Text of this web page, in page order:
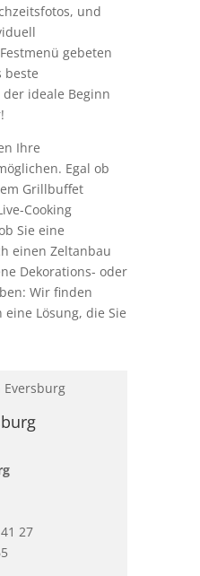
und
gebeten
beste
ideale Beginn
Ihre
Egal ob
Grillbuffet
Cooking
Sie eine
einen Zeltanbau
Dekorations- oder
Wir finden
Lösung, die Sie
27